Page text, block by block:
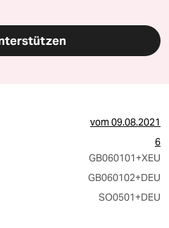
vom09.08.2021
6
GB060101+XEU
GB060102+DEU
SO0501+DEU